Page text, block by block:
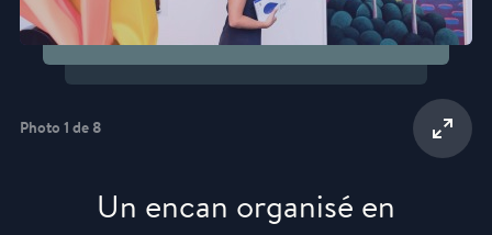
Photo 1 de 8
Un encan organisé en